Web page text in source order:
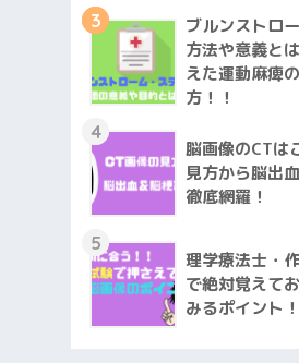
3
ブルンストロ
方法や意義と
えた運動麻痺
方！！
4
脳画像のCTは
見方から脳出
徹底網羅！
5
理学療法士・
で絶対覚えて
みるポイント！